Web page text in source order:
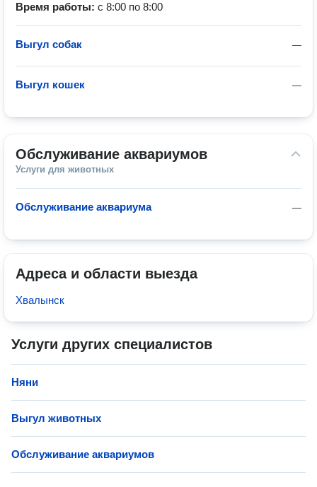
Время работы: с 8:00 по 8:00
—
Выгул собак
—
Выгул кошек
Обслуживание аквариумов
Услуги для животных
—
Обслуживание аквариума
Адреса и области выезда
Хвалынск
Услуги других специалистов
Няни
Выгул животных
Обслуживание аквариумов